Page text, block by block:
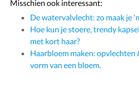
Misschien ook interessant:
De watervalvlecht: zo maak je
Hoe kun je stoere, trendy
met kort haar?
Haarbloem maken: opvlechten
vorm van een bloem.